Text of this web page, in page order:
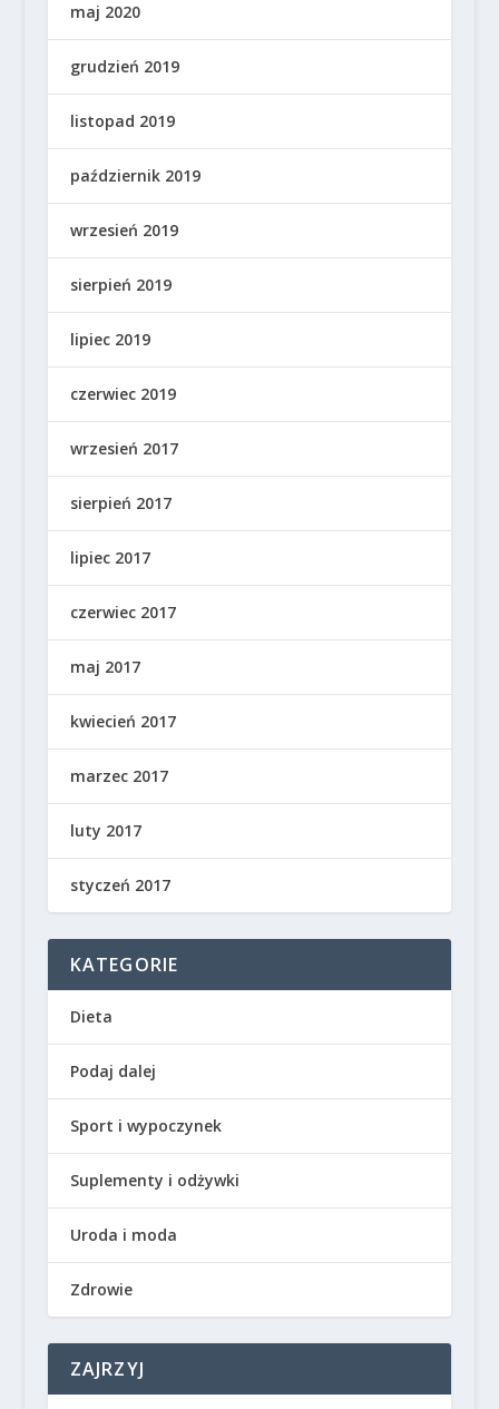
maj 2020
grudzień 2019
listopad 2019
październik 2019
wrzesień 2019
sierpień 2019
lipiec 2019
czerwiec 2019
wrzesień 2017
sierpień 2017
lipiec 2017
czerwiec 2017
maj 2017
kwiecień 2017
marzec 2017
luty 2017
styczeń 2017
KATEGORIE
Dieta
Podaj dalej
Sport i wypoczynek
Suplementy i odżywki
Uroda i moda
Zdrowie
ZAJRZYJ